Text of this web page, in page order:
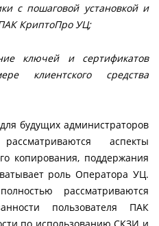
с пошаговой установкой и
КриптоПро УЦ;
ключей и сертификатов
клиентского средства
будущих администраторов
аспекты
копирования, поддержания
роль Оператора УЦ.
рассматриваются
пользователя ПАК